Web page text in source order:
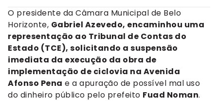
O presidente da Câmara Municipal de Belo
Horizonte, Gabriel Azevedo, encaminhou uma
representação ao Tribunal de Contas do
Estado (TCE), solicitando a suspensão
imediata da execução da obra de
implementação de ciclovia na Avenida
Afonso Pena e a apuração de possível mal uso
do dinheiro público pelo prefeito Fuad Noman.